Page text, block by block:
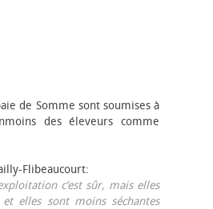
de Somme sont soumises à
des éleveurs comme
Flibeaucourt:
c’est sûr, mais elles
elles sont moins séchantes